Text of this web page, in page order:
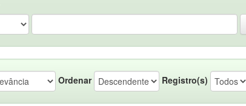
Ordenar Registro(s)